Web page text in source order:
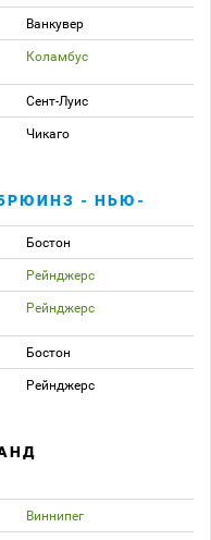
Ванкувер
Коламбус
Сент-Луис
Чикаго
- НЬЮ-
Бостон
Рейнджерс
Рейнджерс
Бостон
Рейнджерс
Виннипег